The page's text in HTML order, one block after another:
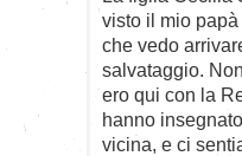
visto il mio
che vedo
salvataggio.
ero qui con la
hanno
vicina, e ci